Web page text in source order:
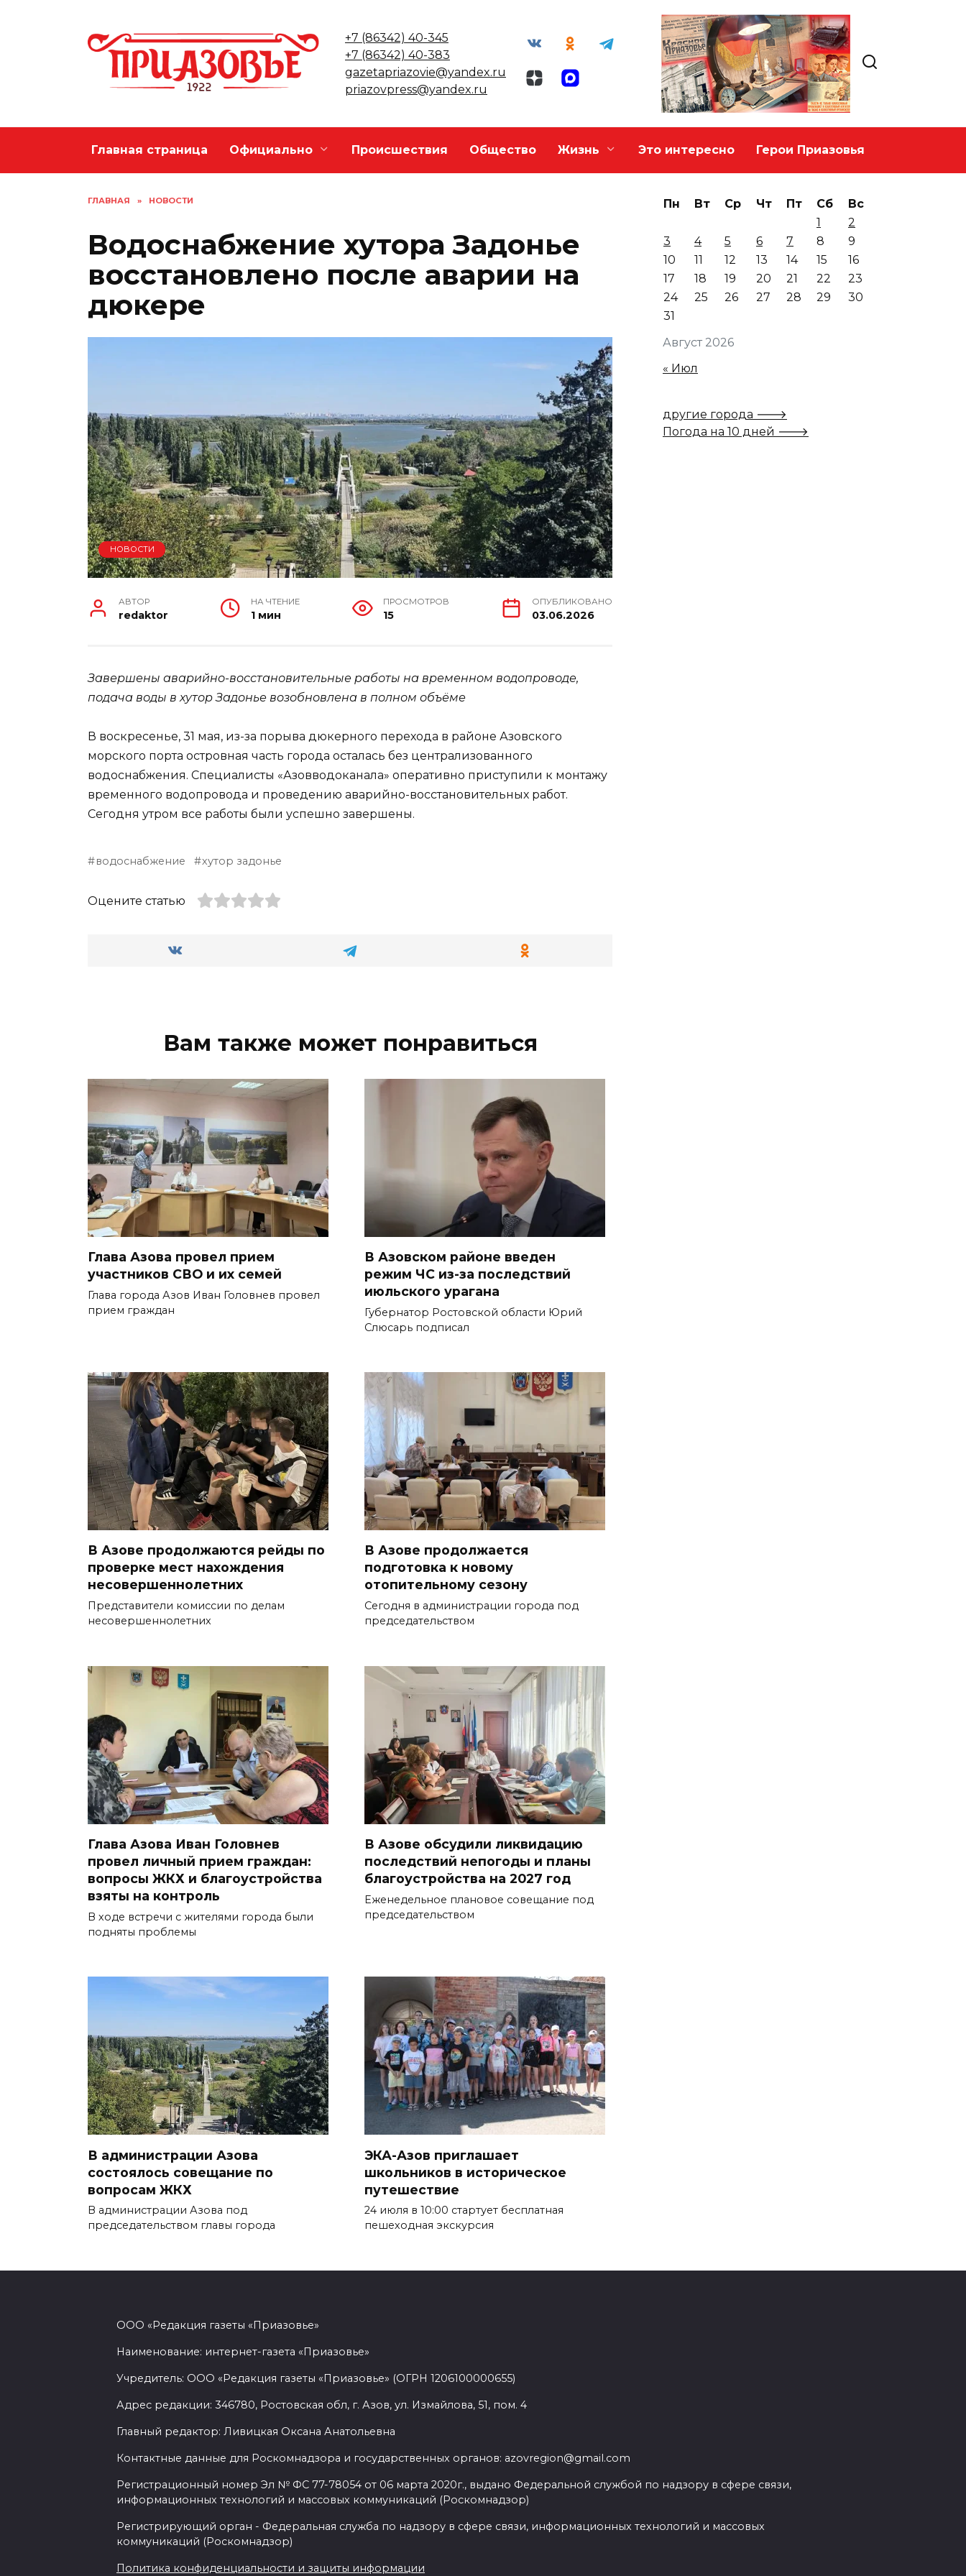
+7 (86342) 40-345
+7 (86342) 40-383
gazetapriazovie@yandex.ru
priazovpress@yandex.ru
Главная страница Официально Происшествия Общество Жизнь Это интересно Герои Приазовья
ГЛАВНАЯ » НОВОСТИ
Водоснабжение хутора Задонье
восстановлено после аварии на
дюкере
НОВОСТИ
АВТОР
redaktor
НА ЧТЕНИЕ
1 мин
ПРОСМОТРОВ
15
ОПУБЛИКОВАНО
03.06.2026
Завершены аварийно-восстановительные работы на временном водопроводе,
подача воды в хутор Задонье возобновлена в полном объёме
В воскресенье, 31 мая, из-за порыва дюкерного перехода в районе Азовского
морского порта островная часть города осталась без централизованного
водоснабжения. Специалисты «Азовводоканала» оперативно приступили к монтажу
временного водопровода и проведению аварийно-восстановительных работ.
Сегодня утром все работы были успешно завершены.
водоснабжение хутор задонье
Оцените статью
Вам также может понравиться
Глава Азова провел прием
участников СВО и их семей
Глава города Азов Иван Головнев провел
прием граждан
В Азовском районе введен
режим ЧС из-за последствий
июльского урагана
Губернатор Ростовской области Юрий
Слюсарь подписал
В Азове продолжаются рейды по
проверке мест нахождения
несовершеннолетних
Представители комиссии по делам
несовершеннолетних
В Азове продолжается
подготовка к новому
отопительному сезону
Сегодня в администрации города под
председательством
Глава Азова Иван Головнев
провел личный прием граждан:
вопросы ЖКХ и благоустройства
взяты на контроль
В ходе встречи с жителями города были
подняты проблемы
В Азове обсудили ликвидацию
последствий непогоды и планы
благоустройства на 2027 год
Еженедельное плановое совещание под
председательством
В администрации Азова
состоялось совещание по
вопросам ЖКХ
В администрации Азова под
председательством главы города
ЭКА-Азов приглашает
школьников в историческое
путешествие
24 июля в 10:00 стартует бесплатная
пешеходная экскурсия
Август 2026
Пн Вт Ср Чт Пт Сб
Вс
1
2
3
4 5 6 7 8
9
10
11 12 13 14 15
16
17
18 19 20 21 22
23
24
25 26 27 28 29
30
31
« Июл
другие города 🡒
Погода на 10 дней 🡒
ООО «Редакция газеты «Приазовье»
Наименование: интернет-газета «Приазовье»
Учредитель: ООО «Редакция газеты «Приазовье» (ОГРН 1206100000655)
Адрес редакции: 346780, Ростовская обл, г. Азов, ул. Измайлова, 51, пом. 4
Главный редактор: Ливицкая Оксана Анатольевна
Контактные данные для Роскомнадзора и государственных органов: azovregion@gmail.com
Регистрационный номер Эл № ФС 77-78054 от 06 марта 2020г., выдано Федеральной службой по надзору в сфере связи,
информационных технологий и массовых коммуникаций (Роскомнадзор)
Регистрирующий орган - Федеральная служба по надзору в сфере связи, информационных технологий и массовых
коммуникаций (Роскомнадзор)
Политика конфиденциальности и защиты информации